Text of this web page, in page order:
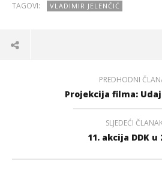
TAGOVI: VLADIMIR JELENČIĆ
PREDHODNI
Projekcija filma:
SLJEDEĆI
11. akcija DDK u